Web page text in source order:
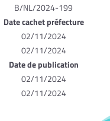
B/NL/2024-199
Date cachet préfecture
02/11/2024
02/11/2024
Date de publication
02/11/2024
02/11/2024